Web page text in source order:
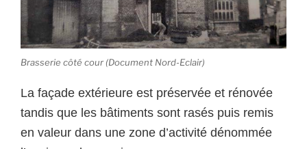
Brasserie côté cour (Document Nord-Eclair)
La façade extérieure est préservée et rénovée
tandis que les bâtiments sont rasés puis remis
en valeur dans une zone d’activité dénommée